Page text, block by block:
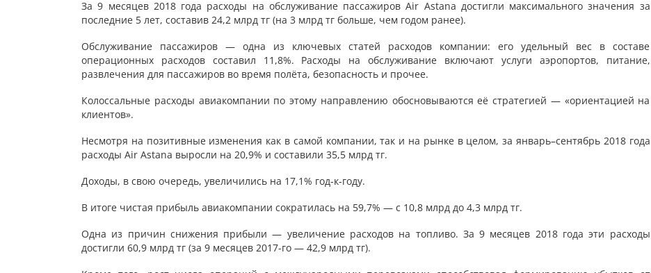
За 9 месяцев 2018 года расходы на обслуживание пассажиров Air Astana достигли максимального значения за
последние 5 лет, составив 24,2 млрд тг (на 3 млрд тг больше, чем годом ранее).
Обслуживание пассажиров — одна из ключевых статей расходов компании: его удельный вес в составе
операционных расходов составил 11,8%. Расходы на обслуживание включают услуги аэропортов, питание,
развлечения для пассажиров во время полёта, безопасность и прочее.
Колоссальные расходы авиакомпании по этому направлению обосновываются её стратегией — «ориентацией на
клиентов».
Несмотря на позитивные изменения как в самой компании, так и на рынке в целом, за январь–сентябрь 2018 года
расходы Air Astana выросли на 20,9% и составили 35,5 млрд тг.
Доходы, в свою очередь, увеличились на 17,1% год-к-году.
В итоге чистая прибыль авиакомпании сократилась на 59,7% — с 10,8 млрд до 4,3 млрд тг.
Одна из причин снижения прибыли — увеличение расходов на топливо. За 9 месяцев 2018 года эти расходы
достигли 60,9 млрд тг (за 9 месяцев 2017-го — 42,9 млрд тг).